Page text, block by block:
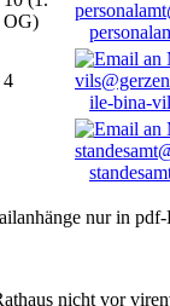
OG)
4
ile-bina-
nicht vor